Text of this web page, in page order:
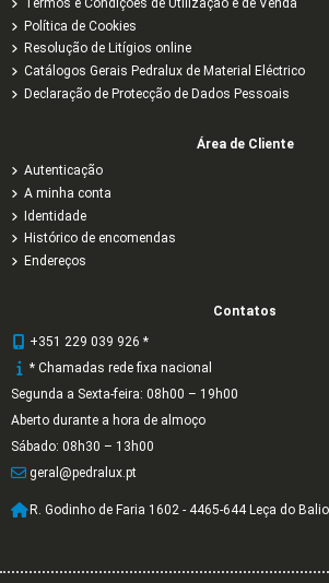
Política de Cookies
Resolução de Litígios online
Catálogos Gerais Pedralux de Material Eléctrico
Declaração de Protecção de Dados Pessoais
Área de Cliente
Autenticação
A minha conta
Identidade
Histórico de encomendas
Endereços
Contatos
+351 229 039 926 *
* Chamadas rede fixa nacional
Segunda a Sexta-feira: 08h00 – 19h00
Aberto durante a hora de almoço
Sábado: 08h30 – 13h00
geral@pedralux.pt
R. Godinho de Faria 1602 - 4465-644 Leça do Balio